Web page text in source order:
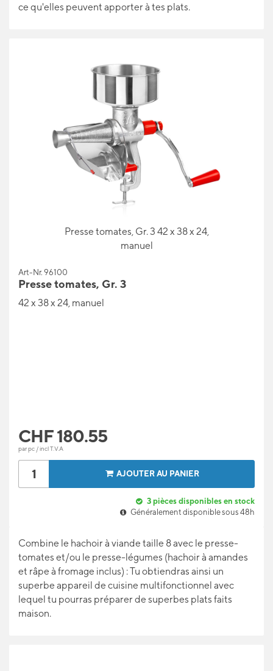
ce qu'elles peuvent apporter à tes plats.
Presse tomates, Gr. 3 42 x 38 x 24,
manuel
Art-Nr. 96100
Presse tomates, Gr. 3
42 x 38 x 24, manuel
CHF180.55
par pc / incl T.V.A
AJOUTER AU PANIER
3 pièces disponibles en stock
Généralement disponible sous 48h
Combine le hachoir à viande taille 8 avec le presse-
tomates et/ou le presse-légumes (hachoir à amandes
et râpe à fromage inclus) : Tu obtiendras ainsi un
superbe appareil de cuisine multifonctionnel avec
lequel tu pourras préparer de superbes plats faits
maison.